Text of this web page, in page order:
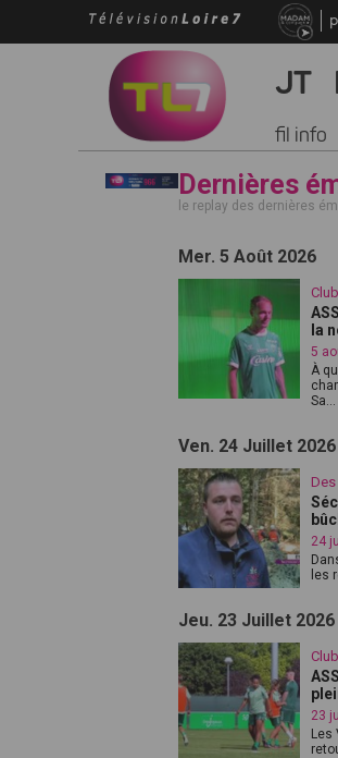
JT
fil info
Dernières
le replay des dernières
Mer. 5 Août 2026
la
5
À
Sa...
Ven. 24 Juillet 2026
24
les
Jeu. 23 Juillet 2026
23
Les